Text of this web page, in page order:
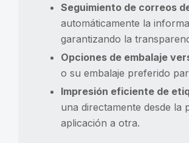
Seguimiento de correos
automáticamente la
garantizando la
Opciones de embalaje
o su embalaje preferido
Impresión eficiente de
una directamente desde la
aplicación a otra.